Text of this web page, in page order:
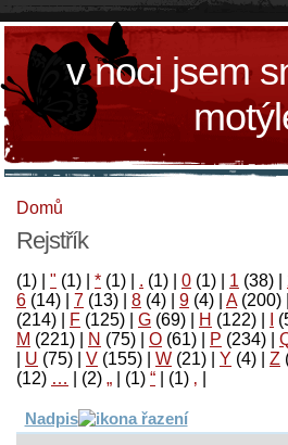
v noci jsem
Domů
Rejstřík
(1) " (1) * (1) . (1) 0 (1) 1 (38)
6 (14) 7 (13) 8 (4) 9 (4) A(200)
(214)
F (125) G (69) H (122)
M (221) N (75) O (61) P (234)
U (75) V (155) W (21) Y (4) Z
‚
(1)
“
(1)
„
(2)
…
(12)
Nadpis